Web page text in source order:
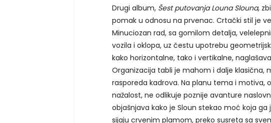
Drugi album, Šest putovanja Louna Slouna,
pomak u odnosu na prvenac. Crtački stil je
Minuciozan rad, sa gomilom detalja,
vozila i oklopa, uz čestu upotrebu
kako horizontalne, tako i vertikalne,
Organizacija tabli je mahom i dalje
rasporeda kadrova. Na planu tema i motiva,
nažalost, ne odlikuje poznije avanture
objašnjava kako je Sloun stekao moć koja
sijaju crvenim plamom, preko susreta sa